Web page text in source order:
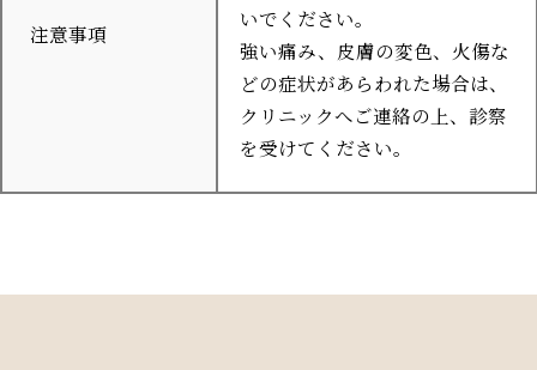
注意事項
いでください。
強い痛み、皮膚の変色、火傷な
どの症状があらわれた場合は、
クリニックへご連絡の上、診察
を受けてください。